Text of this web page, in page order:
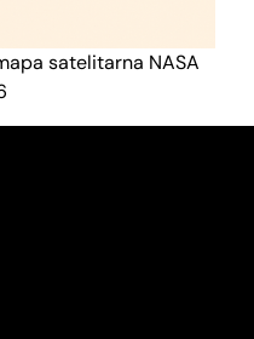
satelitarna NASA